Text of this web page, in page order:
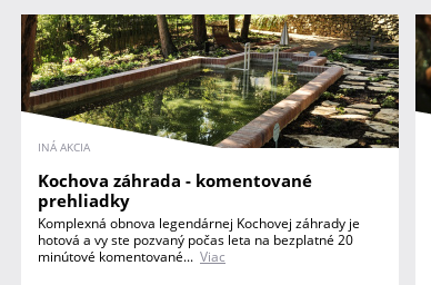
INÁ AKCIA
Kochova záhrada - komentované
prehliadky
Komplexná obnova legendárnej Kochovej záhrady je
hotová a vy ste pozvaný počas leta na bezplatné 20
minútové komentované... Viac